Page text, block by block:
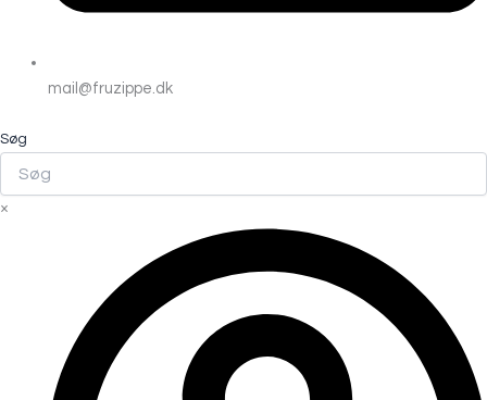
mail@fruzippe.dk
Søg
×